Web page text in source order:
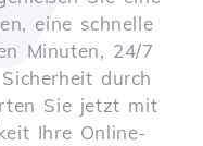
eine schnelle
Minuten, 24/7
durch
Sie jetzt mit
Ihre Online-